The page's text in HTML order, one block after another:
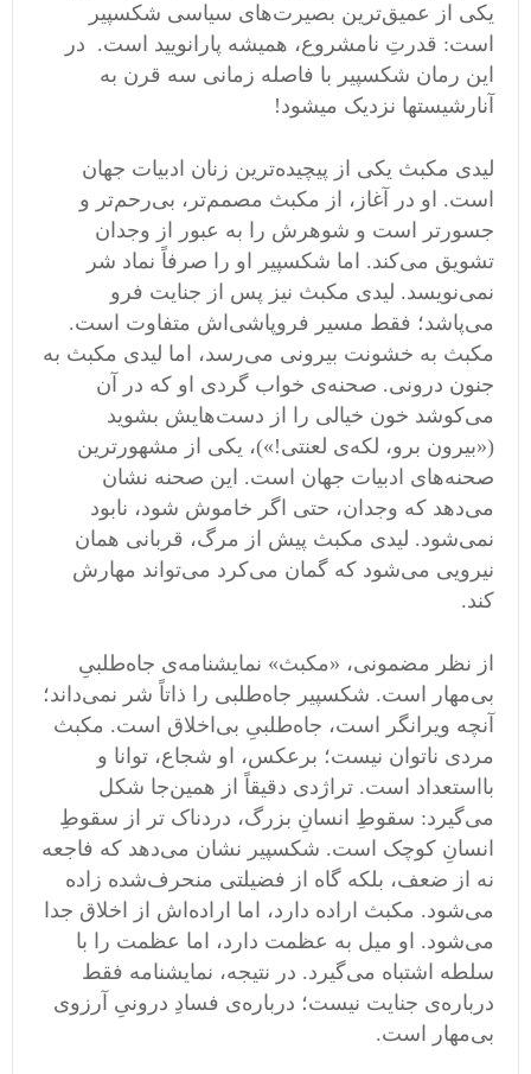
یکی از عمیق‌ترین بصیرت‌های سیاسی شکسپیر
است: قدرتِ نامشروع، همیشه پارانویید است. در
این رمان شکسپیر با فاصله زمانی سه قرن به
آنارشیستها نزدیک میشود!
لیدی مکبث یکی از پیچیده‌ترین زنان ادبیات جهان
است. او در آغاز، از مکبث مصمم‌تر، بی‌رحم‌تر و
جسورتر است و شوهرش را به عبور از وجدان
تشویق می‌کند. اما شکسپیر او را صرفاً نماد شر
نمی‌نویسد. لیدی مکبث نیز پس از جنایت فرو
می‌پاشد؛ فقط مسیر فروپاشی‌اش متفاوت است.
مکبث به خشونت بیرونی می‌رسد، اما لیدی مکبث به
جنون درونی. صحنه‌ی خواب ‌گردی او که در آن
می‌کوشد خون خیالی را از دست‌هایش بشوید
(«بیرون برو، لکه‌ی لعنتی!»)، یکی از مشهورترین
صحنه‌های ادبیات جهان است. این صحنه نشان
می‌دهد که وجدان، حتی اگر خاموش شود، نابود
نمی‌شود. لیدی مکبث پیش از مرگ، قربانی همان
نیرویی می‌شود که گمان می‌کرد می‌تواند مهارش
کند.
از نظر مضمونی، «مکبث» نمایشنامه‌ی جاه‌طلبیِ
بی‌مهار است. شکسپیر جاه‌طلبی را ذاتاً شر نمی‌داند؛
آنچه ویرانگر است، جاه‌طلبیِ بی‌اخلاق است. مکبث
مردی ناتوان نیست؛ برعکس، او شجاع، توانا و
بااستعداد است. تراژدی دقیقاً از همین‌جا شکل
می‌گیرد: سقوطِ انسانِ بزرگ، دردناک ‌تر از سقوطِ
انسانِ کوچک است. شکسپیر نشان می‌دهد که فاجعه
نه از ضعف، بلکه گاه از فضیلتی منحرف‌شده زاده
می‌شود. مکبث اراده دارد، اما اراده‌اش از اخلاق جدا
می‌شود. او میل به عظمت دارد، اما عظمت را با
سلطه اشتباه می‌گیرد. در نتیجه، نمایشنامه فقط
درباره‌ی جنایت نیست؛ درباره‌ی فسادِ درونیِ آرزوی
بی‌مهار است.